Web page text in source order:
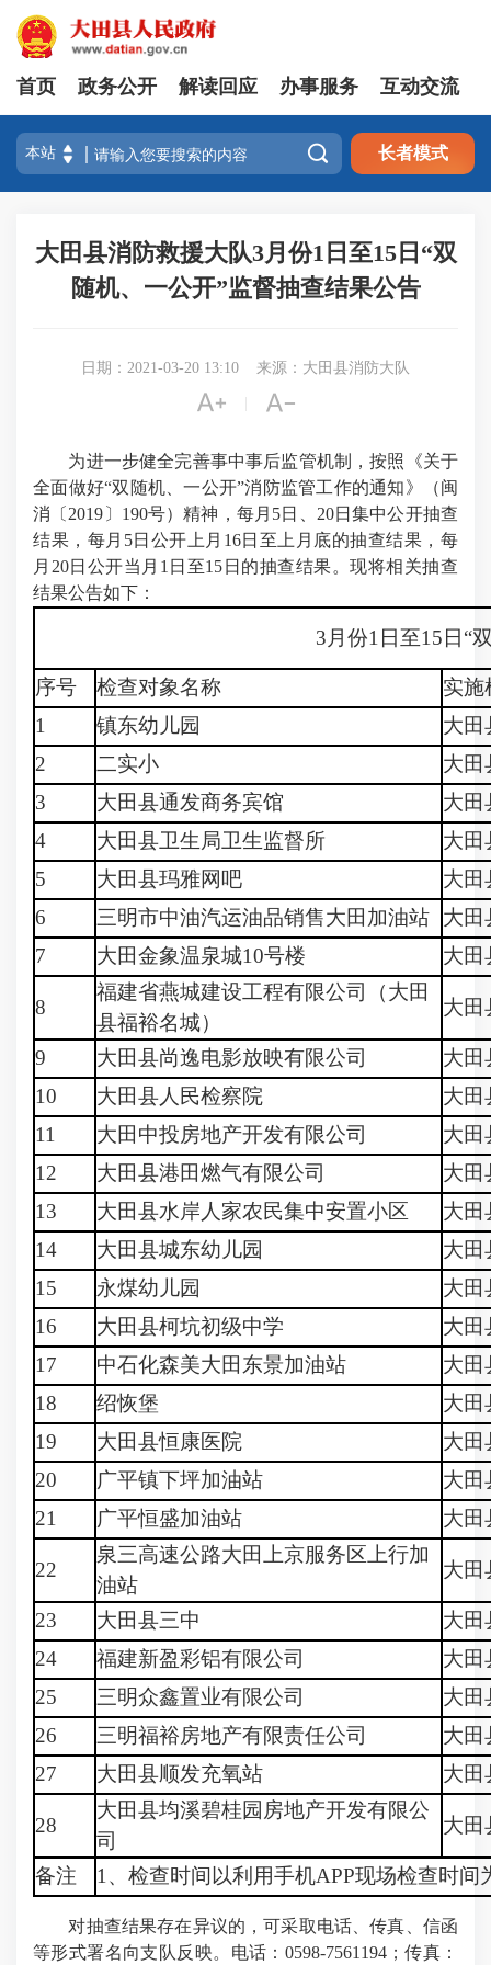
首页 政务公开 解读回应 办事服务 互动交流
 长者模式
大田县消防救援大队3月份1日至15日“双
随机、一公开”监督抽查结果公告
日期：2021-03-20 13:10 来源：大田县消防大队
 
为进一步健全完善事中事后监管机制，按照《关于
全面做好“双随机、一公开”消防监管工作的通知》（闽
消〔2019〕190号）精神，每月5日、20日集中公开抽查
结果，每月5日公开上月16日至上月底的抽查结果，每
月20日公开当月1日至15日的抽查结果。现将相关抽查
结果公告如下：
3月份1日至15日“
序号 检查对象名称
实施
1
镇东幼儿园
大田
2
二实小
大田
3
大田县通发商务宾馆
大田
4
大田县卫生局卫生监督所
大田
5
大田县玛雅网吧
大田
6
三明市中油汽运油品销售大田加油站
大田
7
大田金象温泉城10号楼 大田
8
福建省燕城建设工程有限公司（大田
县福裕名城）
大田
9 大田县尚逸电影放映有限公司
大田
10
大田县人民检察院
大田
11
大田中投房地产开发有限公司
大田
12
大田县港田燃气有限公司
大田
13
大田县水岸人家农民集中安置小区
大田
14
大田县城东幼儿园
大田
15
永煤幼儿园
大田
16
大田县柯坑初级中学
大田
17
中石化森美大田东景加油站
大田
18
绍恢堡
大田
19
大田县恒康医院
大田
20
广平镇下坪加油站
大田
21
广平恒盛加油站 大田
22
泉三高速公路大田上京服务区上行加
油站
大田
23 大田县三中
大田
24
福建新盈彩铝有限公司
大田
25
三明众鑫置业有限公司
大田
26
三明福裕房地产有限责任公司
大田
27
大田县顺发充氧站 大田
28
大田县均溪碧桂园房地产开发有限公
司
大田
备注 1、检查时间以利用手机APP现场检查时
对抽查结果存在异议的，可采取电话、传真、信函
等形式署名向支队反映。电话：0598-7561194；传真：